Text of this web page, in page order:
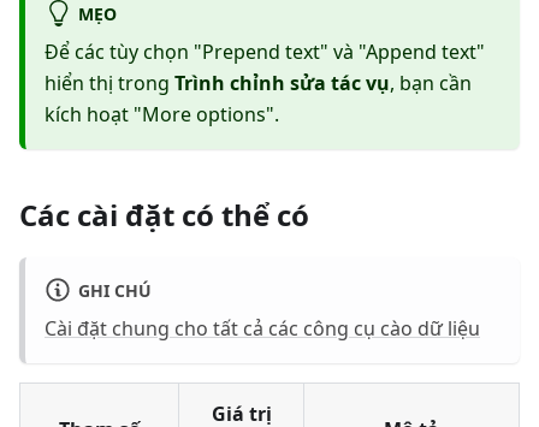
MẸO
Để các tùy chọn "Prepend text" và "Append text"
hiển thị trong Trình chỉnh sửa tác vụ, bạn cần
kích hoạt "More options".
Các cài đặt có thể có
GHI CHÚ
Cài đặt chung cho tất cả các công cụ cào dữ liệu
Giá trị